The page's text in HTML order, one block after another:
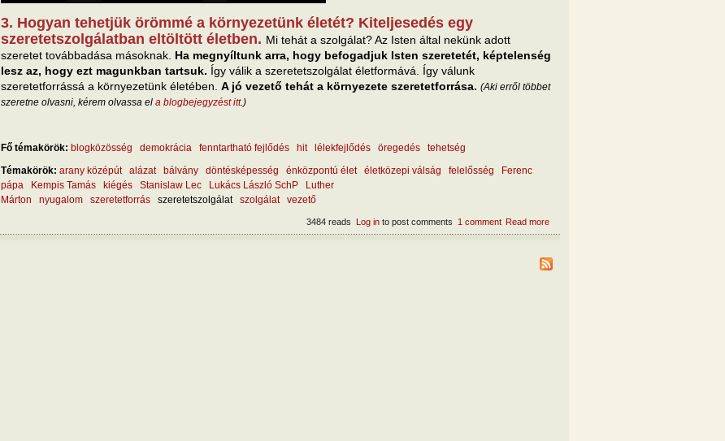
3. Hogyan tehetjük örömmé a környezetünk életét? Kiteljesedés egy
szeretetszolgálatban eltöltött életben. Mi tehát a szolgálat? Az Isten által nekünk adott
szeretet továbbadása másoknak. Ha megnyíltunk arra, hogy befogadjuk Isten szeretetét, képtelenség
lesz az, hogy ezt magunkban tartsuk. Így válik a szeretetszolgálat életformává. Így válunk
szeretetforrássá a környezetünk életében. A jó vezető tehát a környezete szeretetforrása. (Aki erről többet
szeretne olvasni, kérem olvassa el a blogbejegyzést itt.)
Fő témakörök: blogközösség demokrácia fenntartható fejlődés hit lélekfejlődés öregedés
tehetség
Témakörök: arany középút alázat bálvány döntésképesség énközpontú élet életközepi válság felelősség
Ferenc
pápa
Kempis Tamás kiégés Stanislaw Lec Lukács László SchP
Luther
Márton
nyugalom szeretetforrás szeretetszolgálat szolgálat vezető
Read more
1 comment
Log into post comments
3484 reads